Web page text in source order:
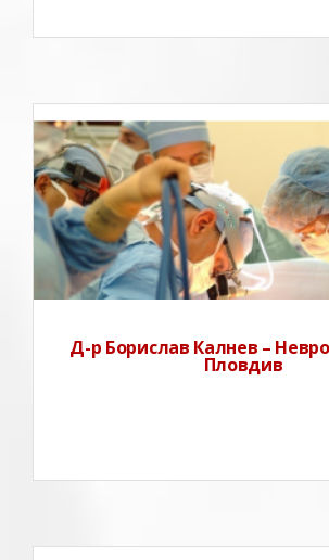
Доктор Борислав Калнев извършва
неврохирургични интервенции със
и лечение на широк спектър от
свързани с нервната система: Детска
хидроцефалия Невроо
Д-р Борислав Калнев –
Пловдив